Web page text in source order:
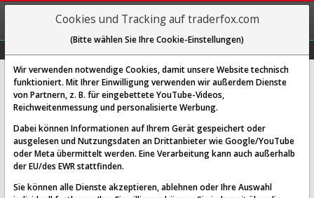
REGIS-
TRIEREN
GSK PLC
[GS7 | WKN 940561 | ISIN GB0009252882]
Cookies und Tracking auf traderfox.com
(Bitte wählen Sie Ihre Cookie-Einstellungen)
Wir verwenden notwendige Cookies, damit unsere Website technisch
funktioniert. Mit Ihrer Einwilligung verwenden wir außerdem Dienste
von Partnern, z. B. für eingebettete YouTube-Videos,
Reichweitenmessung und personalisierte Werbung.
Dabei können Informationen auf Ihrem Gerät gespeichert oder
ausgelesen und Nutzungsdaten an Drittanbieter wie Google/YouTube
oder Meta übermittelt werden. Eine Verarbeitung kann auch außerhalb
der EU/des EWR stattfinden.
Sie können alle Dienste akzeptieren, ablehnen oder Ihre Auswahl